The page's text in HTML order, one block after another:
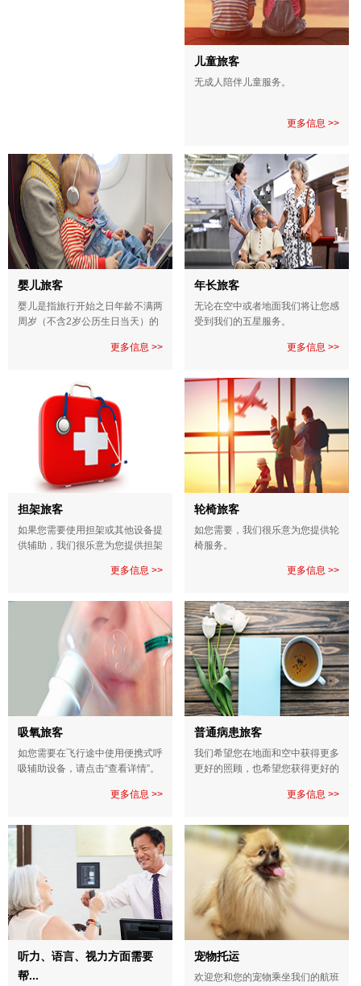
儿童旅客
无成人陪伴儿童服务。
更多信息 >>
婴儿旅客
婴儿是指旅行开始之日年龄不满两
周岁（不含2岁公历生日当天）的
更多信息 >>
年长旅客
无论在空中或者地面我们将让您感
受到我们的五星服务。
更多信息 >>
担架旅客
如果您需要使用担架或其他设备提
供辅助，我们很乐意为您提供担架
更多信息 >>
轮椅旅客
如您需要，我们很乐意为您提供轮
椅服务。
更多信息 >>
吸氧旅客
如您需要在飞行途中使用便携式呼
吸辅助设备，请点击“查看详情”。
更多信息 >>
普通病患旅客
我们希望您在地面和空中获得更多
更好的照顾，也希望您获得更好的
更多信息 >>
听力、语言、视力方面需要
帮...
宠物托运
欢迎您和您的宠物乘坐我们的航班